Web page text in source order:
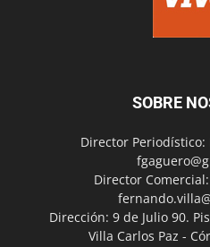
SOBRE
Director Periodístico:
Director
Dirección: 9 de Julio 90.
Villa Carlos Paz -